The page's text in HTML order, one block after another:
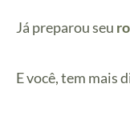
Já preparou seu
E você, tem mais